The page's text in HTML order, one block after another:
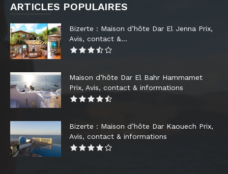
ARTICLES POPULAIRES
Bizerte : Maison d’hôte Dar El Jenna Prix,
Avis, contact &...
Maison d’hôte Dar El Bahr Hammamet
Prix, Avis, contact & informations
Bizerte : Maison d’hôte Dar Kaouech Prix,
Avis, contact & informations